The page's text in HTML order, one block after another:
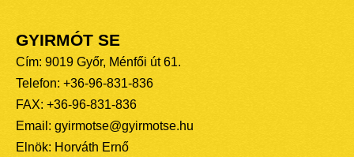
GYIRMÓT SE
Cím: 9019 Győr, Ménfői út 61.
Telefon: +36-96-831-836
FAX: +36-96-831-836
Email: gyirmotse@gyirmotse.hu
Elnök: Horváth Ernő